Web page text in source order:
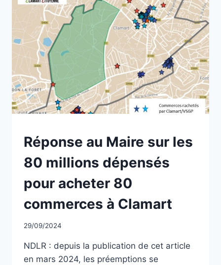
NON
CLASSÉ
Réponse au Maire sur les
80 millions dépensés
pour acheter 80
commerces à Clamart
Par
29/09/2024
NDLR : depuis la publication de cet article
en mars 2024, les préemptions se